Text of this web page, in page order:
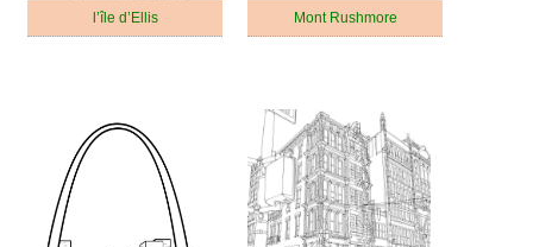
l’île d’Ellis Mont Rushmore